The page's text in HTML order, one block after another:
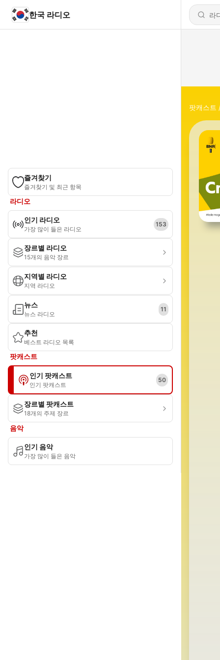
한국 라디오
즐겨찾기
즐겨찾기 및 최근 항목
라디오
인기 라디오
가장 많이 들은 라디오
153
장르별 라디오
15개의 음악 장르
지역별 라디오
지역 라디오
뉴스
뉴스 라디오
11
추천
베스트 라디오 목록
팟캐스트
인기 팟캐스트
인기 팟캐스트
50
장르별 팟캐스트
18개의 주제 장르
음악
인기 음악
가장 많이 들은 음악
팟캐스트